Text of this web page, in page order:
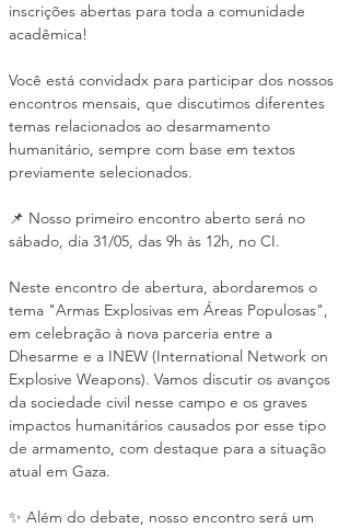
inscrições abertas para toda a comunidade
acadêmica!
Você está convidadx para participar dos nossos
encontros mensais, que discutimos diferentes
temas relacionados ao desarmamento
humanitário, sempre com base em textos
previamente selecionados.
📌 Nosso primeiro encontro aberto será no
sábado, dia 31/05, das 9h às 12h, no CI.
Neste encontro de abertura, abordaremos o
tema "Armas Explosivas em Áreas Populosas",
em celebração à nova parceria entre a
Dhesarme e a INEW (International Network on
Explosive Weapons). Vamos discutir os avanços
da sociedade civil nesse campo e os graves
impactos humanitários causados por esse tipo
de armamento, com destaque para a situação
atual em Gaza.
✨ Além do debate, nosso encontro será um